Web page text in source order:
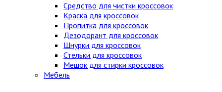
Средство для чистки кроссовок
Краска для кроссовок
Пропитка для кроссовок
Дезодорант для кроссовок
Шнурки для кроссовок
Стельки для кроссовок
Мешок для стирки кроссовок
Мебель